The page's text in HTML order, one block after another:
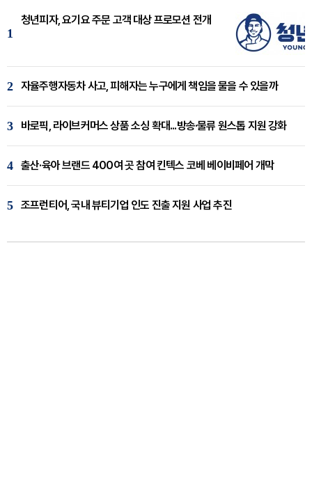
1
청년피자, 요기요 주문 고객 대상 프로모션 전개
2 자율주행자동차 사고, 피해자는 누구에게 책임을 물을 수 있을까
3 바로픽, 라이브커머스 상품 소싱 확대...방송·물류 원스톱 지원 강화
4 출산·육아 브랜드 400여 곳 참여 킨텍스 코베 베이비페어 개막
5 조프런티어, 국내 뷰티기업 인도 진출 지원 사업 추진